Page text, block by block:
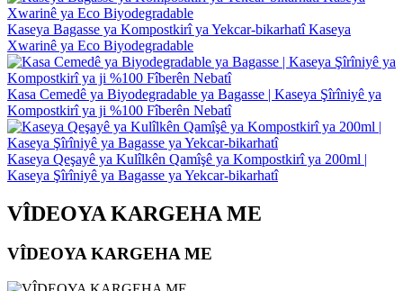
Kaseya Bagasse ya Kompostkirî ya Yekcar-bikarhatî Kaseya
Xwarinê ya Eco Biyodegradable
Kasa Cemedê ya Biyodegradable ya Bagasse | Kaseya Şîrîniyê ya
Kompostkirî ya ji %100 Fîberên Nebatî
Kaseya Qeşayê ya Kulîlkên Qamîşê ya Kompostkirî ya 200ml |
Kaseya Şîrîniyê ya Bagasse ya Yekcar-bikarhatî
VÎDEOYA KARGEHA ME
VÎDEOYA KARGEHA ME